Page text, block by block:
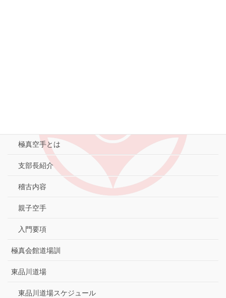
極真空手とは
支部長紹介
稽古内容
親子空手
入門要項
極真会館道場訓
東品川道場
東品川道場スケジュール